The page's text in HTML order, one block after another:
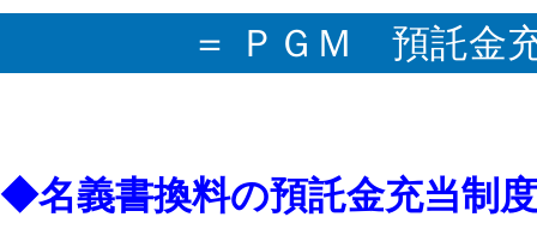
＝ ＰＧＭ 預託金
◆名義書換料の預託金充当制